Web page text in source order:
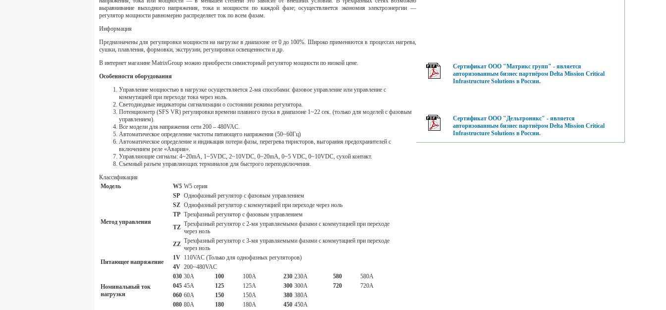
Сертификат ООО "Матрикс групп" - является
авторизованным бизнес партнёром Delta Mission Critical
Infrastructure Solutions в России.
Сертификат ООО "Дельтроникс" - является
авторизованным бизнес партнёром Delta Mission Critical
Infrastructure Solutions в России.
выравнивание выходного напряжения, тока и мощности по каждой фазе; осуществляется экономия электроэнергии —
регулятор мощности равномерно распределяет ток по всем фазам.
Информация
Предназначены для регулировки мощности на нагрузке в диапазоне от 0 до 100%. Широко применяются в процессах нагрева,
сушки, плавления, формовки, экструзии, регулировки освещенности и др.
В интернет магазине MatrixGroup можно приобрести симисторный регулятор мощности по низкой цене.
Особенности оборудования
Управление мощностью в нагрузке осуществляется 2-мя способами: фазовое управление или управление с
коммутацией при переходе тока через ноль.
Светодиодные индикаторы сигнализации о состоянии режима регулятора.
Потенциометр (SFS VR) регулировки времени плавного пуска в диапазоне 1~22 сек. (только для моделей с фазовым
управлением).
Все модели для напряжения сети 200 – 480VAC.
Автоматическое определение частоты питающего напряжения (50~60Гц)
Автоматическое определение и индикация потери фазы, перегрева тиристоров, выгорания предохранителей с
включением реле «Авария».
Управляющие сигналы: 4~20mA, 1~5VDC, 2~10VDC, 0~20mA, 0~5 VDC, 0~10VDC, сухой контакт.
Съемный разъем управляющих терминалов для быстрого переподключения.
Классификация
Модель
W5 W5 серия
Метод управления
SP Однофазный регулятор с фазовым управлением
SZ Однофазный регулятор с коммутацией при переходе через ноль
TP Трехфазный регулятор с фазовым управлением
TZ Трехфазный регулятор с 2-мя управляемыми фазами с коммутацией при переходе
через ноль
ZZ Трехфазный регулятор с 3-мя управляемыми фазами с коммутацией при переходе
через ноль
Питающее напряжение
1V 110VAC (Только для однофазных регуляторов)
4V 200~480VAC
Номинальный ток
нагрузки
030 30A 100 100A 230 230A 580
580A
045 45A 125 125A 300 300A 720
720A
060 60A 150 150A 380 380A
080 80A 180 180A 450 450A